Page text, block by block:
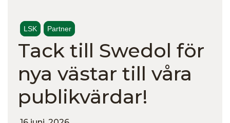
LSK Partner
Tack till Swedol för
nya västar till våra
publikvärdar!